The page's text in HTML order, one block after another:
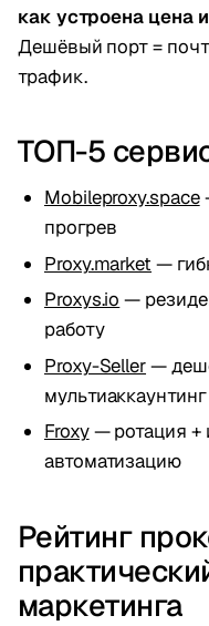
как устроена цена
Дешёвый порт =
трафик.
ТОП-5
Mobileproxy.space
прогрев
Proxy.market —
Proxys.io —
работу
Proxy-Seller—
мультиаккаунтинг
Froxy— ротация +
автоматизацию
Рейтинг
маркетинга